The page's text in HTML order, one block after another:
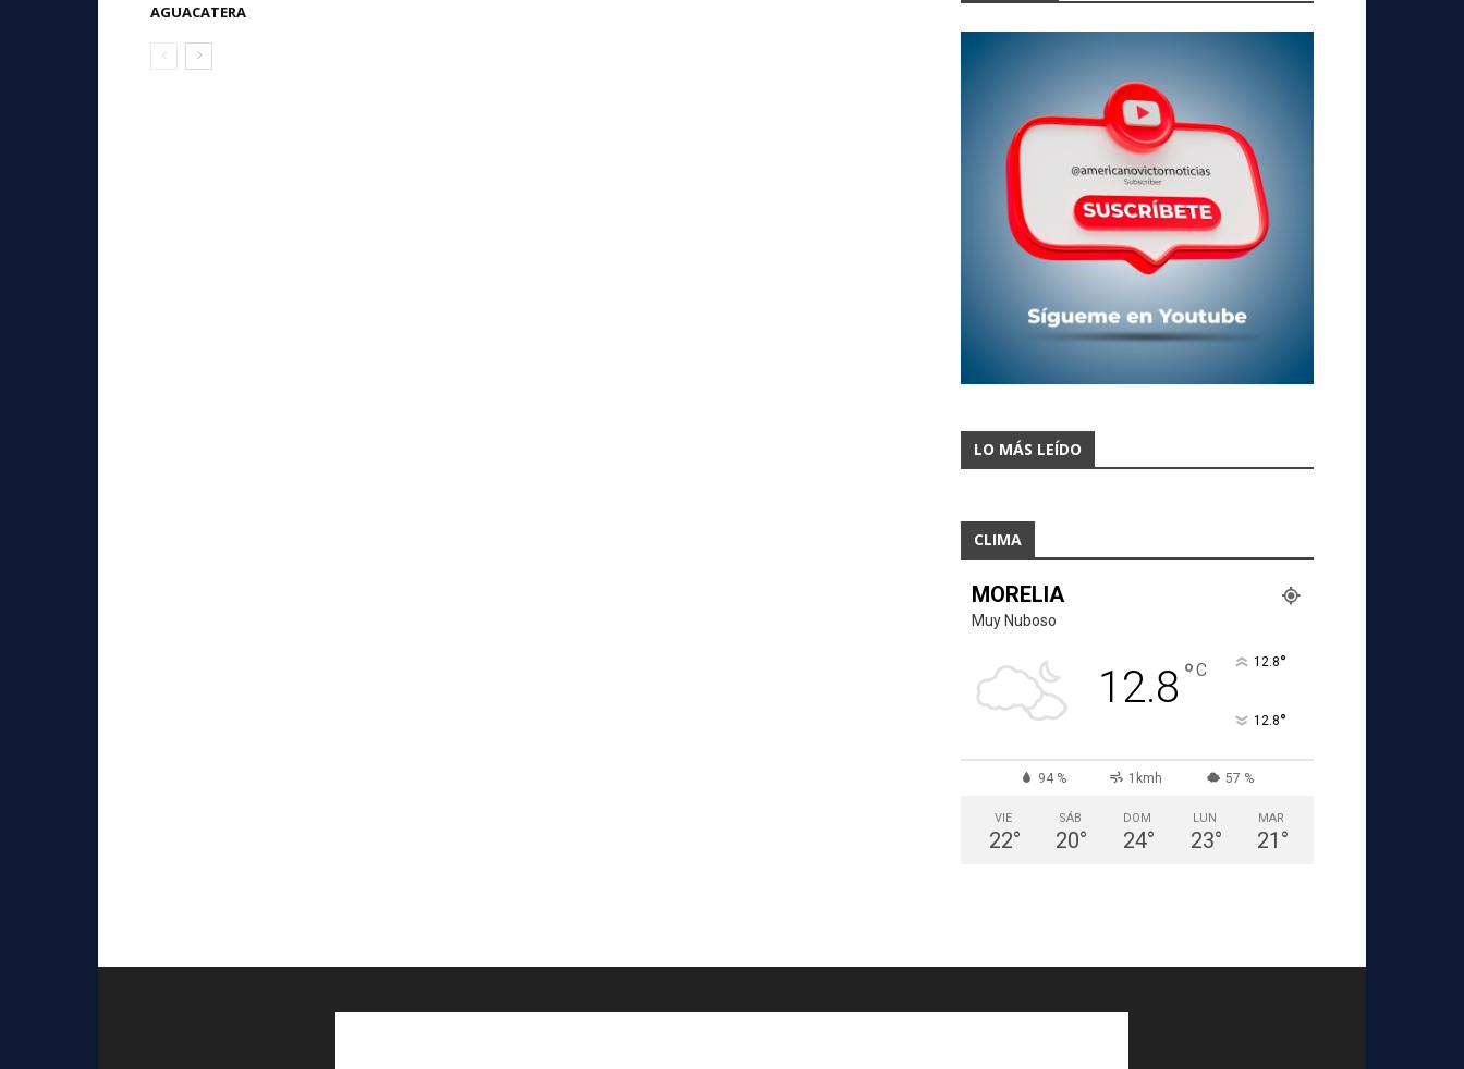
AGUACATERA
LO MÁS LEÍDO
CLIMA
MORELIA
Muy Nuboso
12.8 °C 12.8°
12.8°
94 % 1kmh 57 %
VIE
22°
SÁB
20°
DOM
24°
LUN
23°
MAR
21 °